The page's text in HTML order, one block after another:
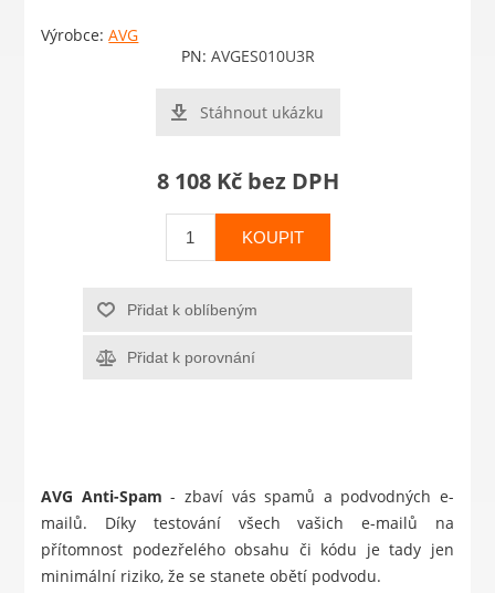
Výrobce: AVG
PN: AVGES010U3R
Stáhnout ukázku
8 108 Kč bez DPH
KOUPIT
Přidat k oblíbeným
Přidat k porovnání
AVG Anti-Spam - zbaví vás spamů a podvodných e-
mailů. Díky testování všech vašich e-mailů na
přítomnost podezřelého obsahu či kódu je tady jen
minimální riziko, že se stanete obětí podvodu.